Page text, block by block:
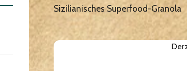
Sizilianisches Superfood-Granola